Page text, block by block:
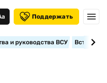
Поддержать
и руководства ВСУ